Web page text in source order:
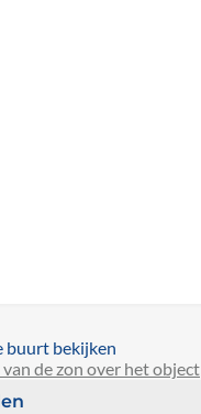
buurt bekijken
de zon over het object